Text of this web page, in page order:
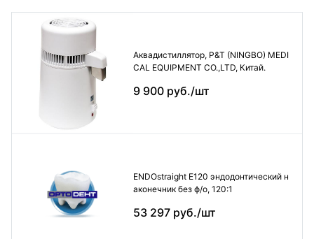
Аквадистиллятор, P&T (NINGBO) MEDI
CAL EQUIPMENT CO.,LTD, Китай.
9 900 руб./шт
ENDOstraight E120 эндодонтический н
аконечник без ф/о, 120:1
53 297 руб./шт